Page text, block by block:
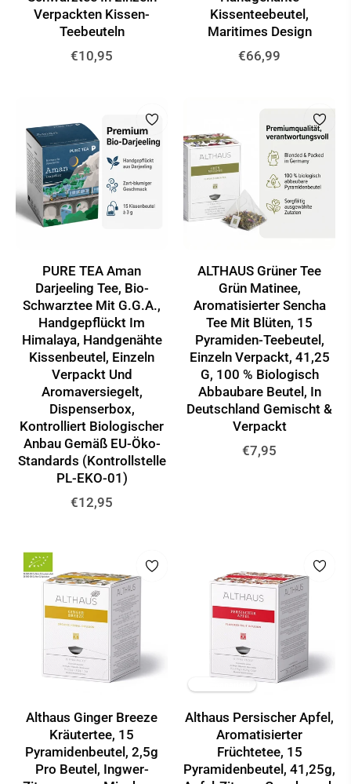
Verpackten Kissen-
Teebeuteln
Normaler
€10,95
Kissenteebeutel,
Maritimes Design
Normaler
€66,99
PURE TEA Aman
Darjeeling Tee, Bio-
Schwarztee Mit G.g.A.,
Handgepflückt Im
Himalaya, Handgenähte
Kissenbeutel, Einzeln
Verpackt Und
Aromaversiegelt,
Dispenserbox,
Kontrolliert Biologischer
Anbau Gemäß EU-Öko-
Standards (Kontrollstelle
PL-EKO-01)
Normaler
€12,95
ALTHAUS Grüner Tee
Grün Matinee,
Aromatisierter Sencha
Tee Mit Blüten, 15
Pyramiden-Teebeutel,
Einzeln Verpackt, 41,25
G, 100 % Biologisch
Abbaubare Beutel, In
Deutschland Gemischt &
Verpackt
Normaler
€7,95
Althaus Ginger Breeze
Kräutertee, 15
Pyramidenbeutel, 2,5g
Pro Beutel, Ingwer-
Althaus Persischer Apfel,
Aromatisierter
Früchtetee, 15
Pyramidenbeutel, 41,25g,